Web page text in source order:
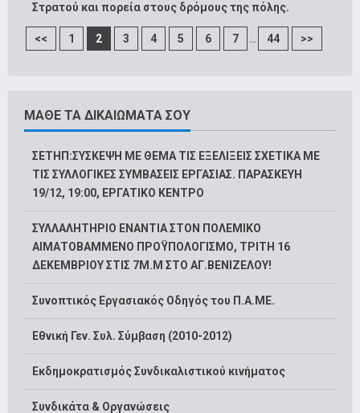
Στρατού και πορεία στους δρόμους της πόλης.
<< 1 2 3 4 5 6 7 ... 44 >>
ΜΑΘΕ ΤΑ ΔΙΚΑΙΩΜΑΤΑ ΣΟΥ
ΣΕΤΗΠ:ΣΥΣΚΕΨΗ ΜΕ ΘΕΜΑ ΤΙΣ ΕΞΕΛΙΞΕΙΣ ΣΧΕΤΙΚΑ ΜΕ
ΤΙΣ ΣΥΛΛΟΓΙΚΕΣ ΣΥΜΒΑΣΕΙΣ ΕΡΓΑΣΙΑΣ. ΠΑΡΑΣΚΕΥΗ
19/12, 19:00, ΕΡΓΑΤΙΚΟ ΚΕΝΤΡΟ
ΣΥΛΛΑΛΗΤΗΡΙΟ ΕΝΑΝΤΙΑ ΣΤΟΝ ΠΟΛΕΜΙΚΟ
ΑΙΜΑΤΟΒΑΜΜΕΝΟ ΠΡΟΫΠΟΛΟΓΙΣΜΟ, ΤΡΙΤΗ 16
ΔΕΚΕΜΒΡΙΟΥ ΣΤΙΣ 7Μ.Μ ΣΤΟ ΑΓ.ΒΕΝΙΖΕΛΟΥ!
Συνοπτικός Εργασιακός Οδηγός του Π.Α.ΜΕ.
Εθνική Γεν. Συλ. Σύμβαση (2010-2012)
Εκδημοκρατισμός Συνδικαλιστικού κινήματος
Συνδικάτα & Οργανώσεις